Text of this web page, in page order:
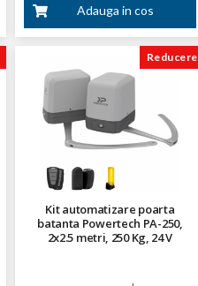
Adauga in cos
Reducere
Kit automatizare poarta
batanta Powertech PA-250,
2x2.5 metri, 250 Kg, 24 V